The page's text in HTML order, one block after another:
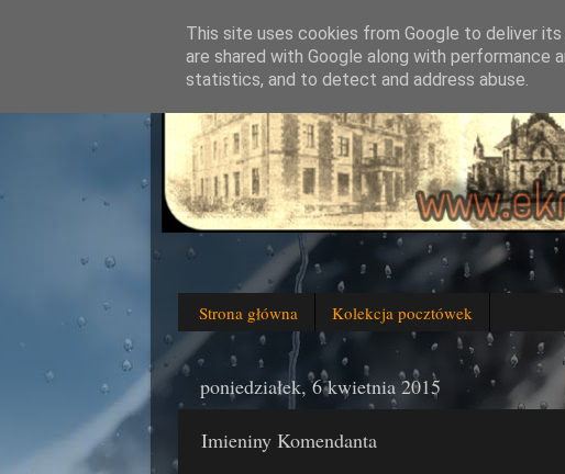
Strona główna Kolekcja pocztówek
poniedziałek, 6 kwietnia 2015
Imieniny Komendanta
This site uses cookies from Google to deliver
are shared with Google along with
statistics, and to detect and address abuse.